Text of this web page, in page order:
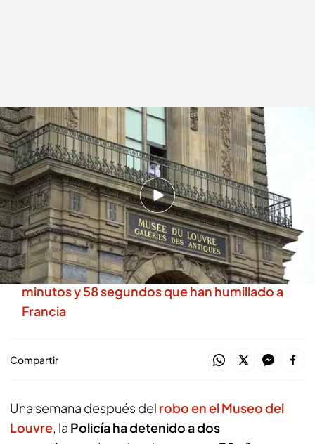
La Policía detienen a dos sospechosos del robo en el Louvre.Noticias
Cuatro
Redacción digital Noticias Cuatro
26 OCT 2025 - 14:40h.
Los dos detenidos tienen unos 30 años y
cuentan con varios antecedentes por robo
El robo del Louvre reproducido en IA: tres
minutos y 58 segundos que han humillado a
Francia
Compartir
Una semana después del robo en el Museo del
Louvre, la Policía ha detenido a dos